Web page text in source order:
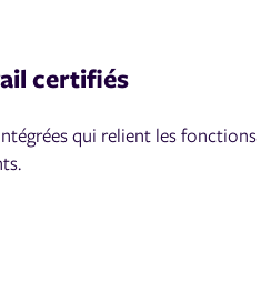
certifiés
qui relient les fonctions